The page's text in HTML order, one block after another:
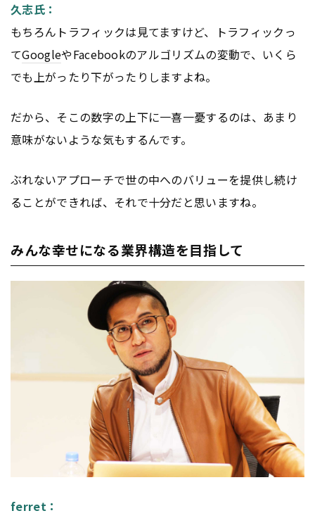
久志氏：
もちろんトラフィックは見てますけど、トラフィックっ
てGoogleやFacebookのアルゴリズムの変動で、いくら
でも上がったり下がったりしますよね。
だから、そこの数字の上下に一喜一憂するのは、あまり
意味がないような気もするんです。
ぶれないアプローチで世の中へのバリューを提供し続け
ることができれば、それで十分だと思いますね。
みんな幸せになる業界構造を目指して
ferret：